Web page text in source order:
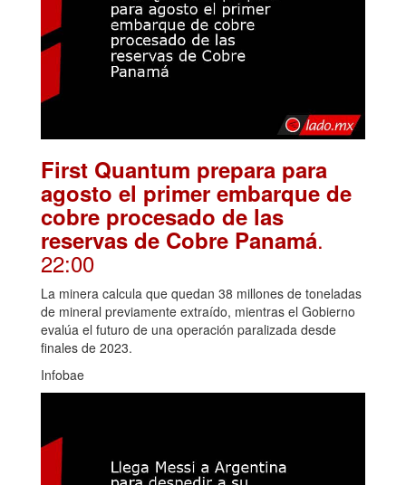
First Quantum prepara para
agosto el primer embarque de
cobre procesado de las
reservas de Cobre Panamá.
22:00
La minera calcula que quedan 38 millones de toneladas
de mineral previamente extraído, mientras el Gobierno
evalúa el futuro de una operación paralizada desde
finales de 2023.
Infobae